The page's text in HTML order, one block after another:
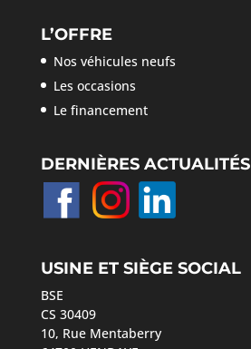
L’OFFRE
Nos véhicules neufs
Les occasions
Le financement
DERNIÈRES ACTUALITÉS
USINE ET SIÈGE SOCIAL
BSE
CS 30409
10, Rue Mentaberry